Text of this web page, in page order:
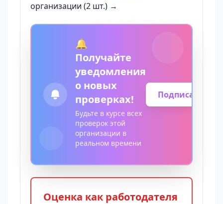
организации (2 шт.) →
🔔
Получайте
уведомления
о новых
проверках!
Будьте в курсе всех
проверок этой
организации в
реальном времени
Подписаться
Оценка как работодателя